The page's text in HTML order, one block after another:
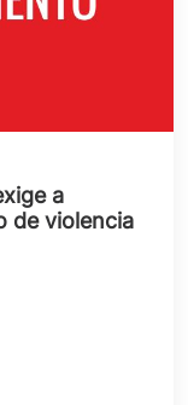
a
de violencia